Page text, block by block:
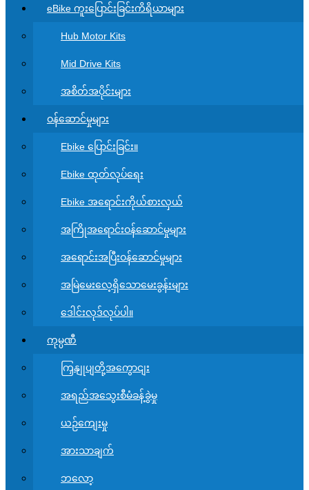
eBike ကူးပြောင်းခြင်းကိရိယာများ
Hub Motor Kits
Mid Drive Kits
အစိတ်အပိုင်းများ
ဝန်ဆောင်မှုများ
Ebike ပြောင်းခြင်း။
Ebike ထုတ်လုပ်ရေး
Ebike အရောင်းကိုယ်စားလှယ်
အကြိုအရောင်းဝန်ဆောင်မှုများ
အရောင်းအပြီးဝန်ဆောင်မှုများ
အမြဲမေးလေ့ရှိသောမေးခွန်းများ
ဒေါင်းလုဒ်လုပ်ပါ။
ကုမ္ပဏီ
ကြှနျုပျတို့အကွောငျး
အရည်အသွေးစီမံခန့်ခွဲမှု
ယဉ်ကျေးမှု
အားသာချက်
ဘလော့